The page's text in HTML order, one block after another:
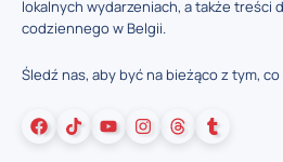
lokalnych wydarzeniach, a także treści
codziennego w Belgii.
Śledź nas, aby być na bieżąco z tym,